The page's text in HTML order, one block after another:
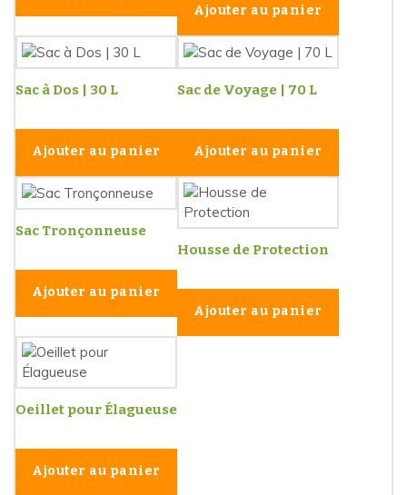
Ajouter au panier
Sac à Dos | 30 L
Ajouter au panier
Sac de Voyage | 70 L
Ajouter au panier
Sac Tronçonneuse
Ajouter au panier
Housse de Protection
Ajouter au panier
Oeillet pour Élagueuse
Ajouter au panier